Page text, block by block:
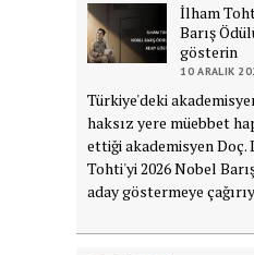
İlham
Barış
gösterin
10 ARALIK
Türkiye'deki
haksız yere müebbet
ettiği akademisyen Doç.
Tohti'yi 2026 Nobel
aday göstermeye